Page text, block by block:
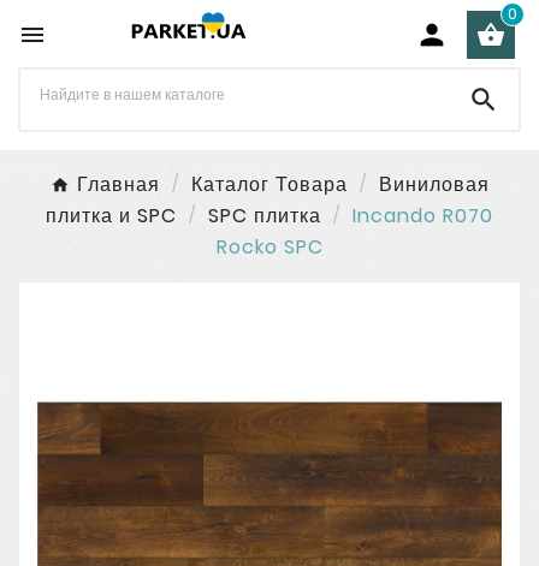
  
0

Главная Каталог Товара
Виниловая
плитка и SPC
SPC плитка
Incando R070
Rocko SPC